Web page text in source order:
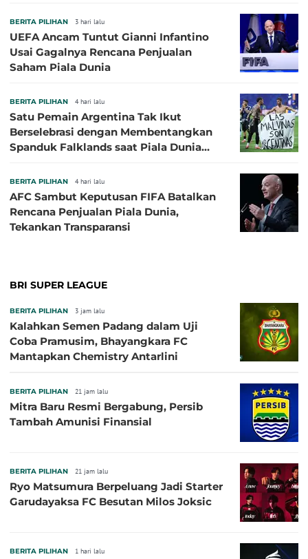
BERITA PILIHAN 3 hari lalu
UEFA Ancam Tuntut Gianni Infantino
Usai Gagalnya Rencana Penjualan
Saham Piala Dunia
BERITA PILIHAN 4 hari lalu
Satu Pemain Argentina Tak Ikut
Berselebrasi dengan Membentangkan
Spanduk Falklands saat Piala Dunia
BERITA PILIHAN 4 hari lalu
AFC Sambut Keputusan FIFA Batalkan
Rencana Penjualan Piala Dunia,
Tekankan Transparansi
BRI SUPER LEAGUE
BERITA PILIHAN 3 jam lalu
Kalahkan Semen Padang dalam Uji
Coba Pramusim, Bhayangkara FC
Mantapkan Chemistry Antarlini
BERITA PILIHAN 21 jam lalu
Mitra Baru Resmi Bergabung, Persib
Tambah Amunisi Finansial
BERITA PILIHAN 21 jam lalu
Ryo Matsumura Berpeluang Jadi Starter
Garudayaksa FC Besutan Milos Joksic
BERITA PILIHAN 1 hari lalu